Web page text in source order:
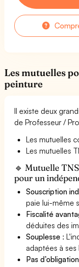
Les mutuelles
peinture
Il existe deux
de Professeur /
Les mutuelles
Les mutuelles
🔹 Mutuelle
pour un
Souscription
paie lui-même
Fiscalité
déduites des
Souplesse :
adaptées à
Pas d’obligation